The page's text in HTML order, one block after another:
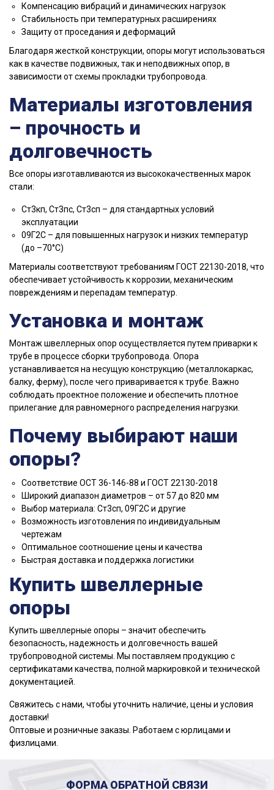
Компенсацию вибраций и динамических нагрузок
Стабильность при температурных расширениях
Защиту от проседания и деформаций
Благодаря жесткой конструкции, опоры могут использоваться
как в качестве подвижных, так и неподвижных опор, в
зависимости от схемы прокладки трубопровода.
Материалы изготовления
– прочность и
долговечность
Все опоры изготавливаются из высококачественных марок
стали:
Ст3кп, Ст3пс, Ст3сп – для стандартных условий
эксплуатации
09Г2С – для повышенных нагрузок и низких температур
(до –70°C)
Материалы соответствуют требованиям ГОСТ 22130-2018, что
обеспечивает устойчивость к коррозии, механическим
повреждениям и перепадам температур.
Установка и монтаж
Монтаж швеллерных опор осуществляется путем приварки к
трубе в процессе сборки трубопровода. Опора
устанавливается на несущую конструкцию (металлокаркас,
балку, ферму), после чего приваривается к трубе. Важно
соблюдать проектное положение и обеспечить плотное
прилегание для равномерного распределения нагрузки.
Почему выбирают наши
опоры?
Соответствие ОСТ 36-146-88 и ГОСТ 22130-2018
Широкий диапазон диаметров – от 57 до 820 мм
Выбор материала: Ст3сп, 09Г2С и другие
Возможность изготовления по индивидуальным
чертежам
Оптимальное соотношение цены и качества
Быстрая доставка и поддержка логистики
Купить швеллерные
опоры
Купить швеллерные опоры – значит обеспечить
безопасность, надежность и долговечность вашей
трубопроводной системы. Мы поставляем продукцию с
сертификатами качества, полной маркировкой и технической
документацией.
Свяжитесь с нами, чтобы уточнить наличие, цены и условия
доставки!
Оптовые и розничные заказы. Работаем с юрлицами и
физлицами.
ФОРМА ОБРАТНОЙ СВЯЗИ